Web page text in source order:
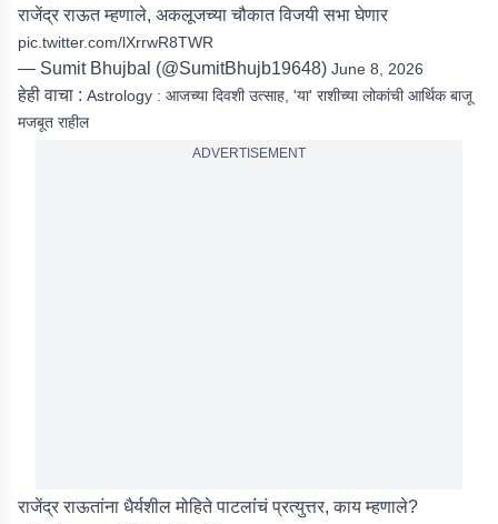
राजेंद्र राऊत म्हणाले, अकलूजच्या चौकात विजयी सभा घेणार
pic.twitter.com/lXrrwR8TWR
— Sumit Bhujbal (@SumitBhujb19648) June 8, 2026
हेही वाचा : Astrology : आजच्या दिवशी उत्साह, 'या' राशीच्या लोकांची आर्थिक बाजू
मजबूत राहील
ADVERTISEMENT
राजेंद्र राऊतांना धैर्यशील मोहिते पाटलांंचं प्रत्युत्तर, काय म्हणाले?